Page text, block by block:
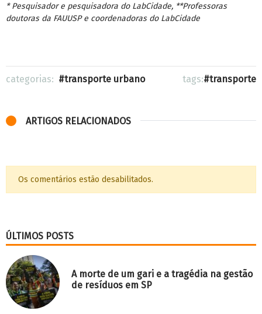
* Pesquisador e pesquisadora do LabCidade, **Professoras
doutoras da FAUUSP e coordenadoras do LabCidade
categorias: transporte urbano tags: transporte
ARTIGOS RELACIONADOS
Os comentários estão desabilitados.
ÚLTIMOS POSTS
A morte de um gari e a tragédia na gestão
de resíduos em SP